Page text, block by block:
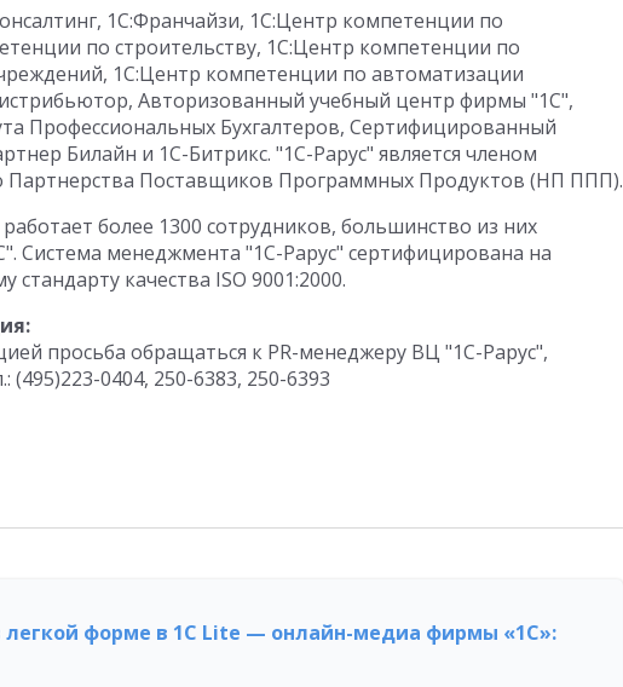
1С:Франчайзи, 1С:Центр компетенции по
по строительству, 1С:Центр компетенции по
1С:Центр компетенции по автоматизации
Авторизованный учебный центр фирмы "1С",
Профессиональных Бухгалтеров, Сертифицированный
Билайн и 1С-Битрикс. "1С-Рарус" является членом
Партнерства Поставщиков Программных Продуктов (НП ППП).
более 1300 сотрудников, большинство из них
Система менеджмента "1С-Рарус" сертифицирована на
качества ISO 9001:2000.
просьба обращаться к PR-менеджеру ВЦ "1С-Рарус",
0404, 250-6383, 250-6393
легкой форме в 1С Lite — онлайн-медиа фирмы «1С»: